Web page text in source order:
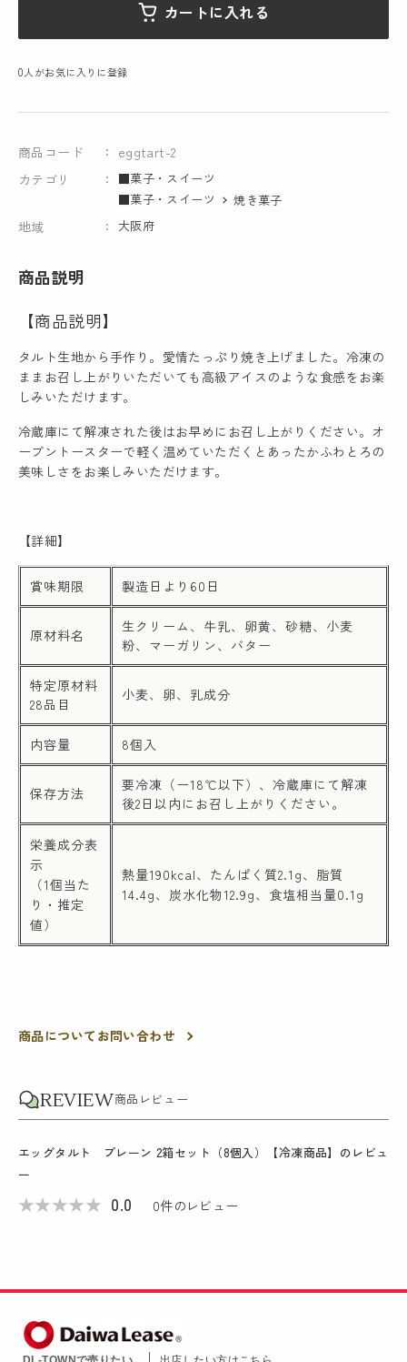
カートに入れる
0人がお気に入りに登録
商品コード
eggtart-2
カテゴリ
■菓子・スイーツ
■菓子・スイーツ
焼き菓子
地域 大阪府
商品説明
【商品説明】
タルト生地から手作り。愛情たっぷり焼き上げました。冷凍の
ままお召し上がりいただいても高級アイスのような食感をお楽
しみいただけます。
冷蔵庫にて解凍された後はお早めにお召し上がりください。オ
ーブントースターで軽く温めていただくとあったかふわとろの
美味しさをお楽しみいただけます。
【詳細】
賞味期限 製造日より60日
原材料名
生クリーム、牛乳、卵黄、砂糖、小麦
粉、マーガリン、バター
特定原材料
28品目
小麦、卵、乳成分
内容量 8個入
保存方法
要冷凍（ー18℃以下）、冷蔵庫にて解凍
後2日以内にお召し上がりください。
栄養成分表
示
（1個当た
り・推定
値）
熱量190kcal、たんぱく質2.1g、脂質
14.4g、炭水化物12.9g、食塩相当量0.1g
商品についてお問い合わせ
REVIEW商品レビュー
エッグタルト プレーン 2箱セット（8個入）【冷凍商品】 のレビュ
ー
★★★★★ 0.0 0件のレビュー